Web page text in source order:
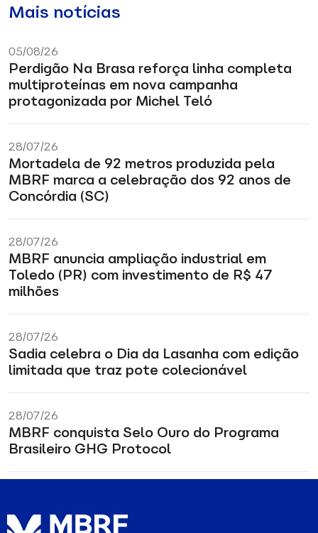
Mais notícias
05/08/26
Perdigão Na Brasa reforça linha completa
multiproteínas em nova campanha
protagonizada por Michel Teló
28/07/26
Mortadela de 92 metros produzida pela
MBRF marca a celebração dos 92 anos de
Concórdia (SC)
28/07/26
MBRF anuncia ampliação industrial em
Toledo (PR) com investimento de R$ 47
milhões
28/07/26
Sadia celebra o Dia da Lasanha com edição
limitada que traz pote colecionável
28/07/26
MBRF conquista Selo Ouro do Programa
Brasileiro GHG Protocol